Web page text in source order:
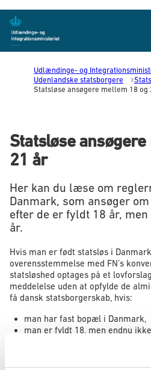
Gå til forsiden
Udlændinge- og
Udenlandske statsborgere
Statsløse ansøgere mellem 18 og
Statsløse
21 år
Her kan du læse om
Danmark, som ansøger
efter de er fyldt 18 år,
år.
Hvis man er født statsløs i
overensstemmelse med FN’s
statsløshed optages på et
meddelelse uden at opfylde de
få dansk statsborgerskab, hvis:
man har fast bopæl i Danmark,
man er fyldt 18, men endnu
man har haft fast bopæl i
umiddelbart forud for det